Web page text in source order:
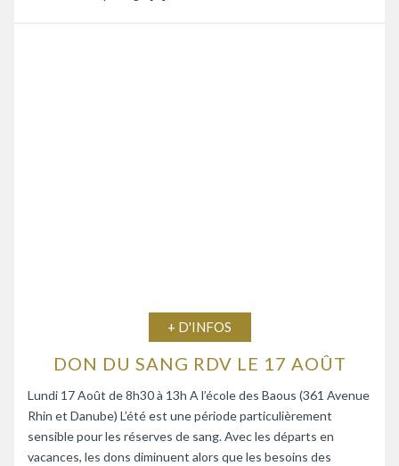
+ D'INFOS
DON DU SANG RDV LE 17 AOÛT
Lundi 17 Août de 8h30 à 13h A l’école des Baous (361 Avenue
Rhin et Danube) L’été est une période particulièrement
sensible pour les réserves de sang. Avec les départs en
vacances, les dons diminuent alors que les besoins des